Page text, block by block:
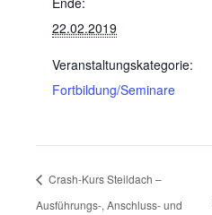
22.02.2019
Veranstaltungskategorie:
Fortbildung/Seminare
Crash-Kurs Steildach –
Ausführungs-, Anschluss- und